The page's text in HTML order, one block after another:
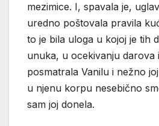
mezimice. I, spavala je,
uredno poštovala pravila
to je bila uloga u kojoj je tih
unuka, u ocekivanju darova
posmatrala Vanilu i nežno
u njenu korpu nesebično
sam joj donela.